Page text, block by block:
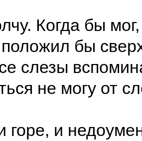
Когда бы
бы
слезы
не могу от
горе, и